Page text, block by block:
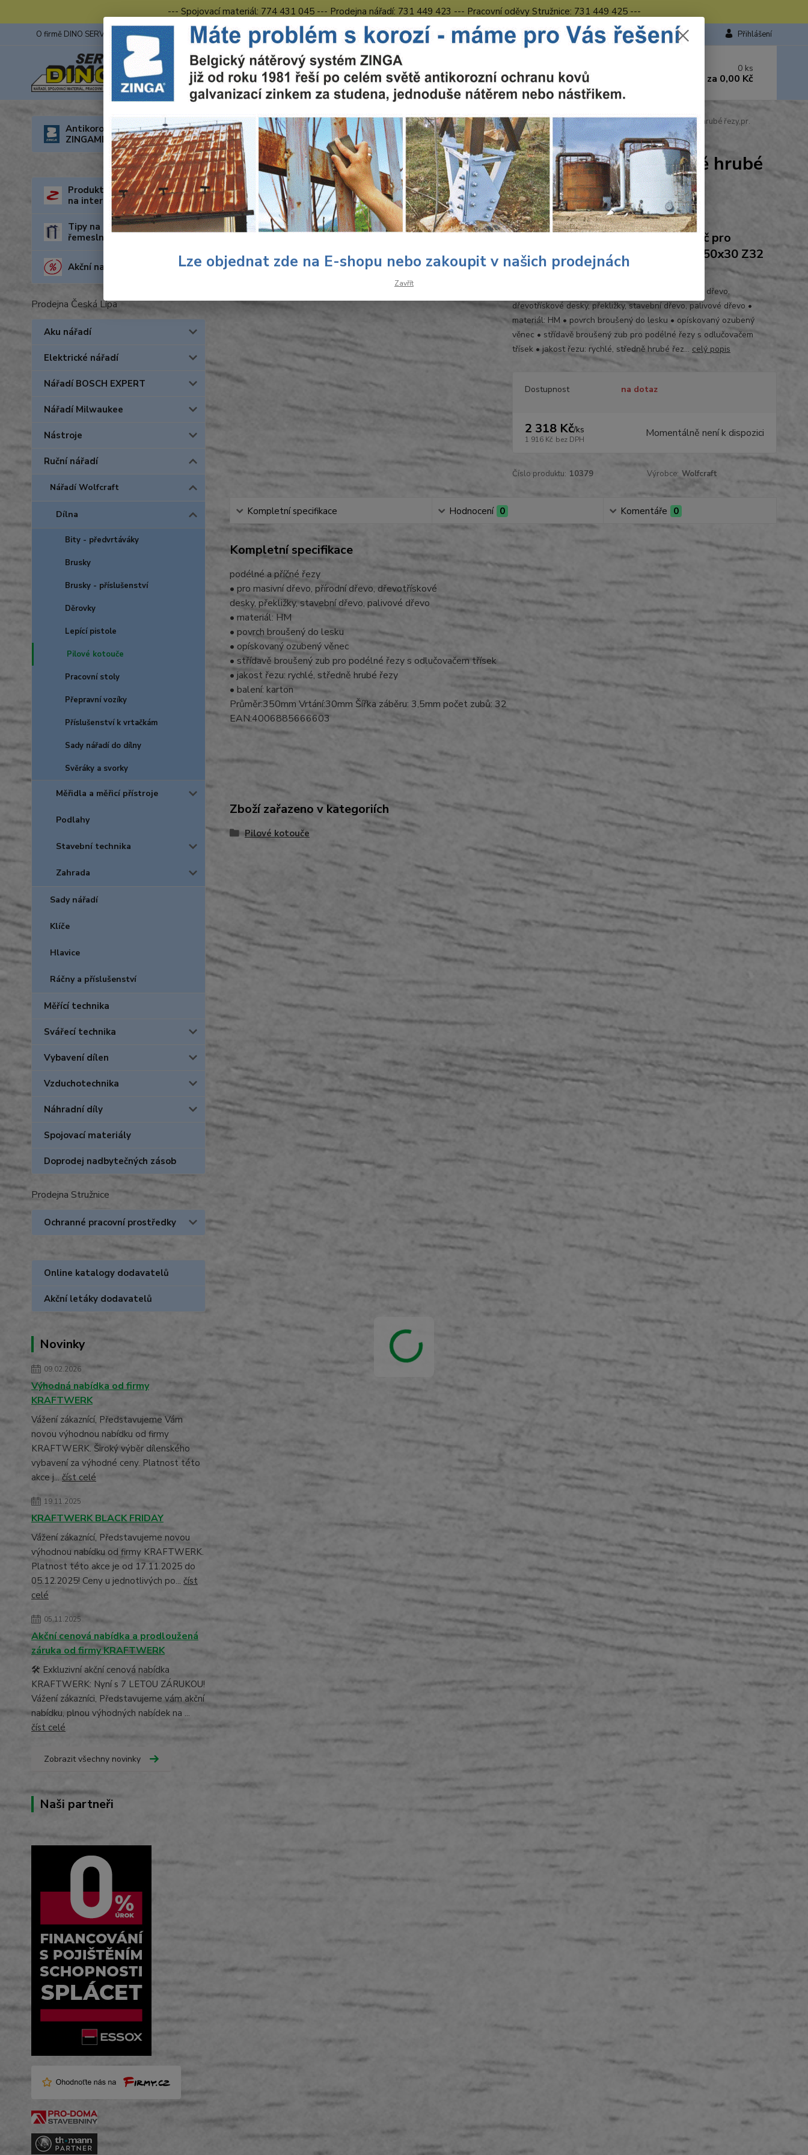
--- Spojovací materiál: 774 431 045 --- Prodejna nářadí: 731 449 423 --- Pracovní oděvy Stružnice: 731 449 425 ---
O firmě DINO SERVIS s.r.o. ZINGA Fotogalerie z výstav Obchodní podmínky Kontakty Česká Lípa Přihlášení
Hledat 731 449 423
8.00 hod. - 16.00 hod.
0 ks
za 0,00 Kč
Antikorozní nátěry
ZINGAMETALL
Produkty za nejnižší cenu
na internetu
Tipy na dárky pro kutily a
řemeslníky
Akční nabídka
Prodejna Česká Lípa
Aku nářadí
Elektrické nářadí
Nářadí BOSCH EXPERT
Nářadí Milwaukee
Nástroje
Ruční nářadí
Nářadí Wolfcraft
Dílna
Bity - předvrtáváky
Brusky
Brusky - příslušenství
Děrovky
Lepící pistole
Pilové kotouče
Pracovní stoly
Přepravní vozíky
Příslušenství k vrtačkám
Sady nářadí do dílny
Svěráky a svorky
Měřidla a měřicí přístroje
Podlahy
Stavební technika
Zahrada
Sady nářadí
Klíče
Hlavice
Ráčny a příslušenství
Měřící technika
Svářecí technika
Vybavení dílen
Vzduchotechnika
Náhradní díly
Spojovací materiály
Doprodej nadbytečných zásob
Prodejna Stružnice
Ochranné pracovní prostředky
Online katalogy dodavatelů
Akční letáky dodavatelů
Novinky
09.02.2026
Výhodná nabídka od firmy
KRAFTWERK
Vážení zákaznící, Představujeme Vám
novou výhodnou nabídku od firmy
KRAFTWERK. Široký výběr dílenského
vybavení za výhodné ceny. Platnost této
akce j... číst celé
19.11.2025
KRAFTWERK BLACK FRIDAY
Vážení zákaznící, Představujeme novou
výhodnou nabídku od firmy KRAFTWERK.
Platnost této akce je od 17.11.2025 do
05.12.2025! Ceny u jednotlivých po... číst
celé
05.11.2025
Akční cenová nabídka a prodloužená
záruka od firmy KRAFTWERK
🛠️ Exkluzivní akční cenová nabídka
KRAFTWERK: Nyní s 7 LETOU ZÁRUKOU!
Vážení zákazníci, Představujeme vám akční
nabídku, plnou výhodných nabídek na ...
číst celé
Zobrazit všechny novinky
Naši partneři
Úvod Ruční nářadí Nářadí Wolfcraft Dílna Pilové kotouče
Wolfcraft Wolfcraft pilový kotouč pro cirkulárky středně hrubé řezy,pr.
350x30 Z32 6666000
Wolfcraft Wolfcraft pilový kotouč pro cirkulárky středně hrubé
řezy,pr. 350x30 Z32 6666000
Ohodnotit produkt
Wolfcraft Wolfcraft pilový kotouč pro
cirkulárky středně hrubé řezy,pr. 350x30 Z32
6666000
podélné a příčné řezy • pro masivní dřevo, přírodní dřevo,
dřevotřískové desky, překližky, stavební dřevo, palivové dřevo •
materiál: HM • povrch broušený do lesku • opískovaný ozubený
věnec • střídavě broušený zub pro podélné řezy s odlučovačem
třísek • jakost řezu: rychlé, středně hrubé řez... celý popis
Dostupnost na dotaz
2 318 Kč/ks
1 916 Kč bez DPH Momentálně není k dispozici
Číslo produktu: 10379 Výrobce: Wolfcraft
Kompletní specifikace Hodnocení 0 Komentáře 0
Kompletní specifikace
podélné a příčné řezy
• pro masivní dřevo, přírodní dřevo, dřevotřískové
desky, překližky, stavební dřevo, palivové dřevo
• materiál: HM
• povrch broušený do lesku
• opískovaný ozubený věnec
• střídavě broušený zub pro podélné řezy s odlučovačem třísek
• jakost řezu: rychlé, středně hrubé řezy
• balení: karton
Průměr:350mm Vrtání:30mm Šířka záběru: 3,5mm počet zubů: 32
EAN:4006885666603
Zboží zařazeno v kategoriích
Pilové kotouče
Lze objednat zde na E-shopu nebo zakoupit v našich prodejnách
Zavřít